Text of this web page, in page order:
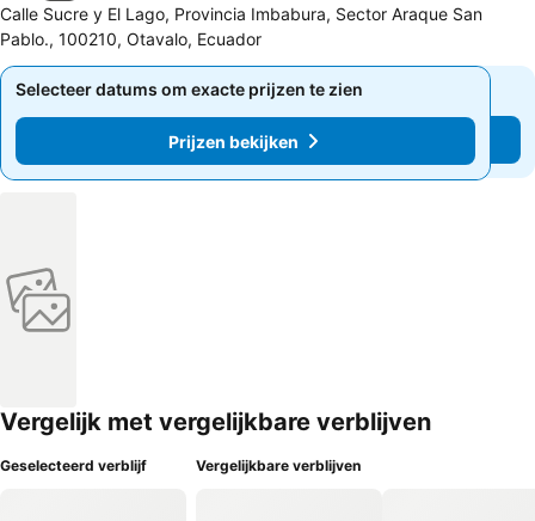
Calle Sucre y El Lago, Provincia Imbabura, Sector Araque San
Pablo., 100210, Otavalo, Ecuador
Selecteer datums om exacte prijzen te zien
Prijzen bekijken
Selecteer datums om exacte prijzen te zien
Prijzen bekijken
Vergelijk met vergelijkbare verblijven
Geselecteerd verblijf Vergelijkbare verblijven